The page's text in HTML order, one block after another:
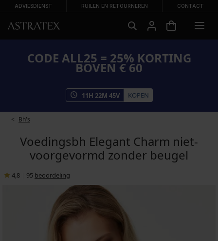
ADVIESDIENST RUILEN EN RETOURNEREN CONTACT
CODE ALL25 = 25% KORTING
BOVEN € 60
11H 22M 44V KOPEN
Bh's
Voedingsbh Elegant Charm niet-
voorgevormd zonder beugel
4,8 95 beoordeling